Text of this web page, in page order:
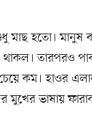
মাছ হতো। মানুষ
তারপরও
কম। হাওর
মুখের ভাষায়